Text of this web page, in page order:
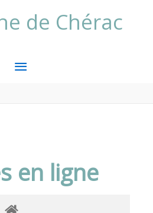
de Chérac
MENU
en ligne